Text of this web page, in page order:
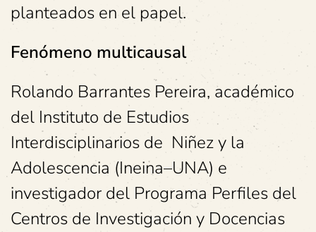
planteados en el papel.
Fenómeno multicausal
Rolando Barrantes Pereira, académico
del Instituto de Estudios
Interdisciplinarios de Niñez y la
Adolescencia (Ineina–UNA) e
investigador del Programa Perfiles del
Centros de Investigación y Docencias